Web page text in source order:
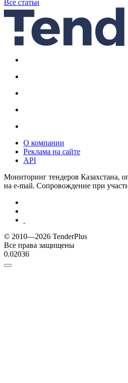
Все статьи
О компании
Реклама на сайте
API
Мониторинг тендеров Казахстана,
на e-mail. Сопровождение при
© 2010—2026 TenderPlus
Все права защищены
0.02036